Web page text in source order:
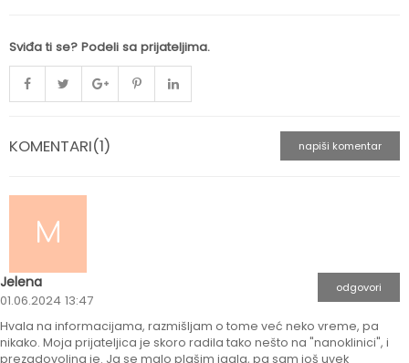
Sviđa ti se? Podeli sa prijateljima.
KOMENTARI(1) napiši komentar
M
Jelena
01.06.2024 13:47
odgovori
Hvala na informacijama, razmišljam o tome već neko vreme, pa
nikako. Moja prijateljica je skoro radila tako nešto na "nanoklinici", i
prezadovoljna je. Ja se malo plašim igala, pa sam još uvek